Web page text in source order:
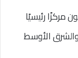
مركزًا رئيسيًا
والشرق الأوسط